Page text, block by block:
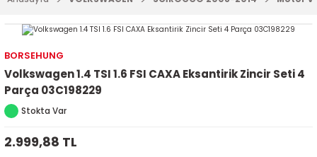
2009
BORSEHUNG
Volkswagen 1.4 TSI 1.6 FSI CAXA Eksantirik Zincir Seti 4
Parça 03C198229
Stokta Var
2.999,88 TL